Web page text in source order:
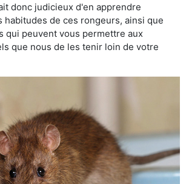
donc judicieux d'en apprendre
habitudes de ces rongeurs, ainsi que
qui peuvent vous permettre aux
que nous de les tenir loin de votre